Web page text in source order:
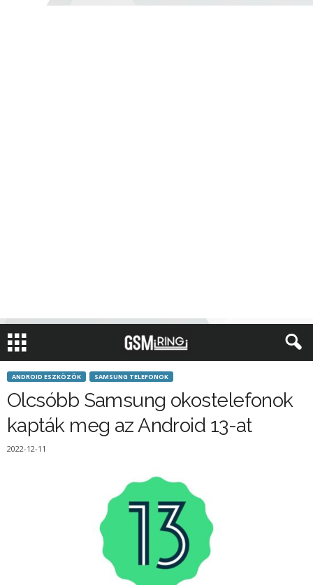
ANDROID ESZKÖZÖK SAMSUNG TELEFONOK
Olcsóbb Samsung okostelefonok
kapták meg az Android 13-at
2022-12-11